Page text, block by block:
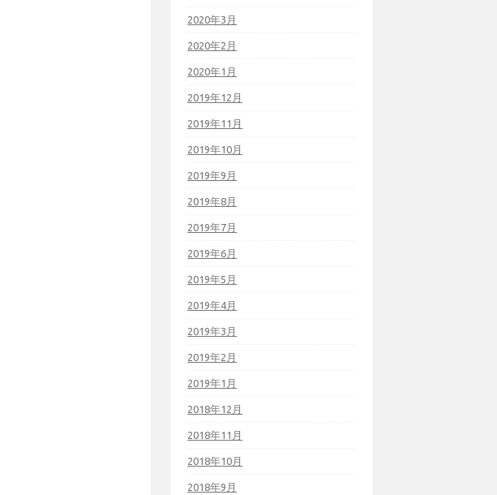
2020年3月
2020年2月
2020年1月
2019年12月
2019年11月
2019年10月
2019年9月
2019年8月
2019年7月
2019年6月
2019年5月
2019年4月
2019年3月
2019年2月
2019年1月
2018年12月
2018年11月
2018年10月
2018年9月